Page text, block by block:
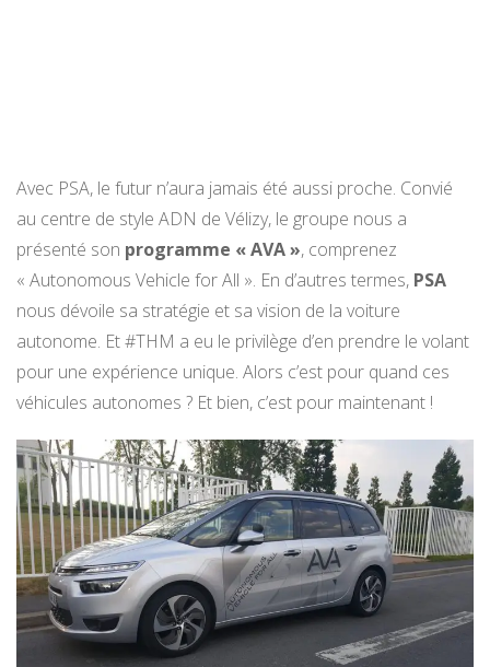
Avec PSA, le futur n’aura jamais été aussi proche. Convié
au centre de style ADN de Vélizy, le groupe nous a
présenté son programme « AVA », comprenez
« Autonomous Vehicle for All ». En d’autres termes, PSA
nous dévoile sa stratégie et sa vision de la voiture
autonome. Et #THM a eu le privilège d’en prendre le volant
pour une expérience unique. Alors c’est pour quand ces
véhicules autonomes ? Et bien, c’est pour maintenant !